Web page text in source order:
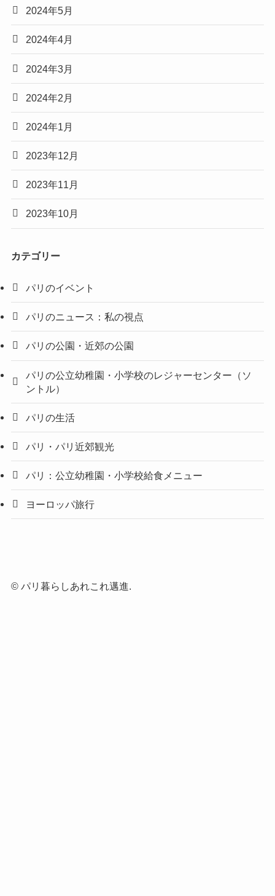
2024年5月
2024年4月
2024年3月
2024年2月
2024年1月
2023年12月
2023年11月
2023年10月
カテゴリー
パリのイベント
パリのニュース：私の視点
パリの公園・近郊の公園
パリの公立幼稚園・小学校のレジャーセンター（ソ
ントル）
パリの生活
パリ・パリ近郊観光
パリ：公立幼稚園・小学校給食メニュー
ヨーロッパ旅行
©パリ暮らしあれこれ邁進.